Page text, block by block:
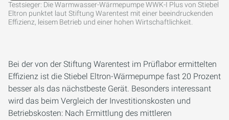
Testsieger: Die Warmwasser-Wärmepumpe WWK-I Plus von Stiebel
Eltron punktet laut Stiftung Warentest mit einer beeindruckenden
Effizienz, leisem Betrieb und einer hohen Wirtschaftlichkeit.
Bei der von der Stiftung Warentest im Prüflabor ermittelten
Effizienz ist die Stiebel Eltron-Wärmepumpe fast 20 Prozent
besser als das nächstbeste Gerät. Besonders interessant
wird das beim Vergleich der Investitionskosten und
Betriebskosten: Nach Ermittlung des mittleren